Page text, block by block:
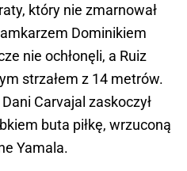
który nie zmarnował
Dominikiem
nie ochłonęli, a Ruiz
strzałem z 14 metrów.
Carvajal zaskoczył
buta piłkę, wrzuconą
Yamala.